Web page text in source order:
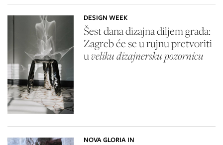
DESIGN WEEK
Šest dana dizajna diljem grada:
Zagreb će se u rujnu pretvoriti
uveliku dizajnersku pozornicu
NOVA GLORIA IN